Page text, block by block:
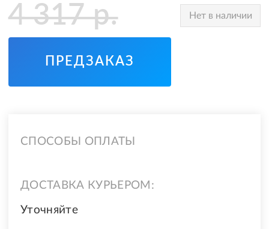
4 317р. Нет в наличии
ПРЕДЗАКАЗ
СПОСОБЫ ОПЛАТЫ
ДОСТАВКА КУРЬЕРОМ:
Уточняйте